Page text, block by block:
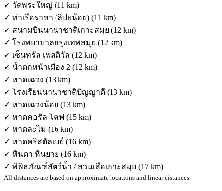
✓ วัดพระใหญ่ (11 km)
✓ ท่าเรือราชา (ลิปะน้อย) (11 km)
✓ สนามบินนานาชาติเกาะสมุย (12 km)
✓ โรงพยาบาลกรุงเทพสมุย (12 km)
✓ เซ็นทรัล เฟสติวัล (12 km)
✓ น้ำตกหน้าเมือง 2 (12 km)
✓ หาดเฉวง (13 km)
✓ โรงเรียนนานาชาติปัญญาดี (13 km)
✓ หาดเฉวงน้อย (13 km)
✓ หาดคอรัล โคฟ (15 km)
✓ หาดละไม (16 km)
✓ หาดคริสตัลเบย์ (16 km)
✓ หินตา หินยาย (16 km)
✓ พิพิธภัณฑ์สัตว์น้ำ / สวนเสือเกาะสมุย (17 km)
All distances are based on approximate locations and linear distances.